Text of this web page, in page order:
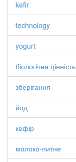
kefir
technology
yogurt
біологічна цінність
зберігання
йод
кефір
молоко-питне